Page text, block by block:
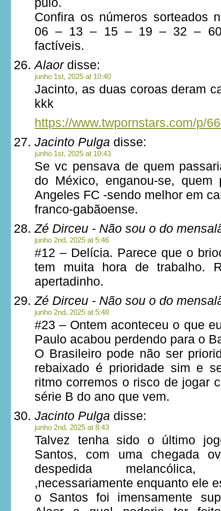
Confira os números sorteados
06 – 13 – 15 – 19 – 32 –
factíveis.
Alaordisse:
junho 1st, 2025 at 10:40
Jacinto, as duas coroas deram
kkk
https://www.twpornstars.com/p/
Jacinto Pulga disse:
junho 1st, 2025 at 10:43
Se vc pensava de quem
do México, enganou-se,
Angeles FC -sendo melhor em
franco-gabãoense.
Zé Dirceu - Não sou o do
junho 2nd, 2025 at 5:46
#12 – Delícia. Parece que o
tem muita hora de trabalho.
apertadinho.
Zé Dirceu - Não sou o do
junho 2nd, 2025 at 5:48
#23 – Ontem aconteceu o que
Paulo acabou perdendo para o
O Brasileiro pode não ser
rebaixado é prioridade sim e
ritmo corremos o risco de jogar
série B do ano que vem.
Jacinto Pulga disse:
junho 2nd, 2025 at 8:43
Talvez tenha sido o último
Santos, com uma chegada
despedida
,necessariamente enquanto ele
o Santos foi imensamente